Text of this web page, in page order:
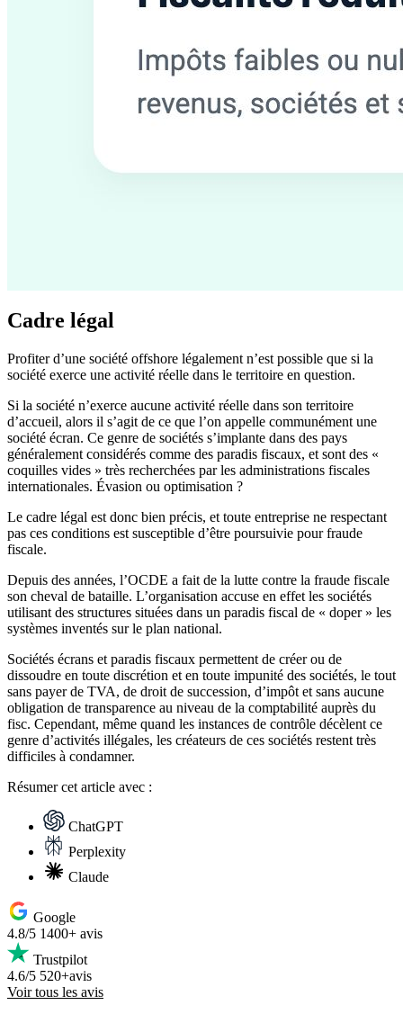
Cadre légal
Profiter d’une société offshore légalement n’est possible que si la
société exerce une activité réelle dans le territoire en question.
Si la société n’exerce aucune activité réelle dans son territoire
d’accueil, alors il s’agit de ce que l’on appelle communément une
société écran. Ce genre de sociétés s’implante dans des pays
généralement considérés comme des paradis fiscaux, et sont des «
coquilles vides » très recherchées par les administrations fiscales
internationales. Évasion ou optimisation ?
Le cadre légal est donc bien précis, et toute entreprise ne respectant
pas ces conditions est susceptible d’être poursuivie pour fraude
fiscale.
Depuis des années, l’OCDE a fait de la lutte contre la fraude fiscale
son cheval de bataille. L’organisation accuse en effet les sociétés
utilisant des structures situées dans un paradis fiscal de « doper » les
systèmes inventés sur le plan national.
Sociétés écrans et paradis fiscaux permettent de créer ou de
dissoudre en toute discrétion et en toute impunité des sociétés, le tout
sans payer de TVA, de droit de succession, d’impôt et sans aucune
obligation de transparence au niveau de la comptabilité auprès du
fisc. Cependant, même quand les instances de contrôle décèlent ce
genre d’activités illégales, les créateurs de ces sociétés restent très
difficiles à condamner.
Résumercet article avec :
ChatGPT
Perplexity
Claude
Google
4.8/5 1400+ avis
Trustpilot
4.6/5 520+avis
Voir tous les avis